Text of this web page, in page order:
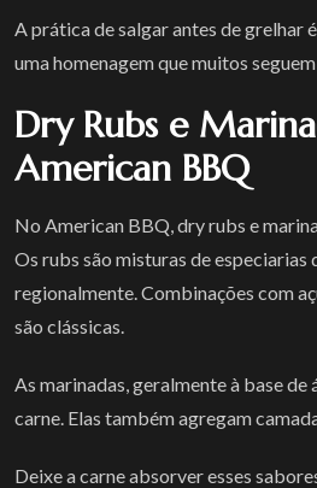
A prática de salgar antes de grelhar
uma homenagem que muitos
Dry Rubs e
American BBQ
No American BBQ, dry rubs e
Os rubs são misturas de especiarias
regionalmente. Combinações com
são clássicas.
As marinadas, geralmente à base de
carne. Elas também agregam
Deixe a carne absorver esses